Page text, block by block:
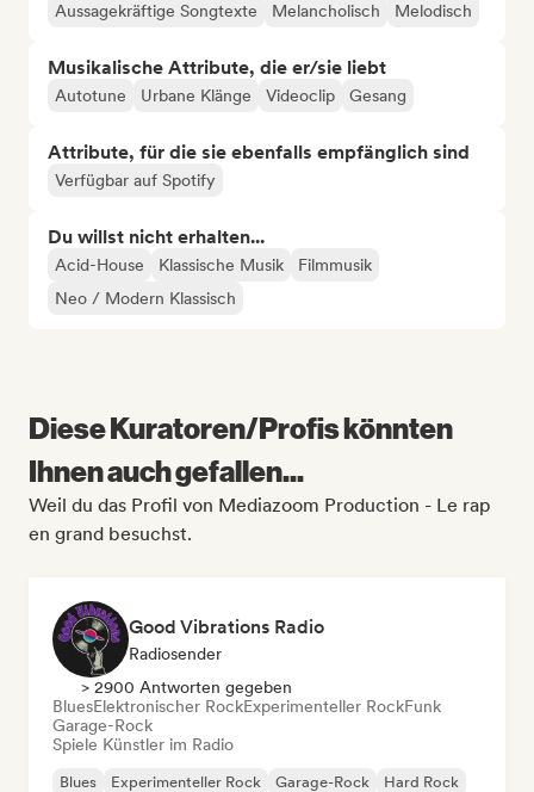
Aussagekräftige Songtexte
Melancholisch Melodisch
Musikalische Attribute, die er/sie liebt
Autotune Urbane Klänge Videoclip Gesang
Attribute, für die sie ebenfalls empfänglich sind
Verfügbar auf Spotify
Du willst nicht erhalten...
Acid-House Klassische Musik
Filmmusik
Neo / Modern Klassisch
Diese Kuratoren/Profis könnten
Ihnen auch gefallen...
Weil du das Profil von Mediazoom Production - Le rap
en grand besuchst.
Good Vibrations Radio
Radiosender
> 2900 Antworten gegeben
BluesElektronischer RockExperimenteller RockFunk
Garage-Rock
Spiele Künstler im Radio
Blues Experimenteller Rock Garage-Rock
Hard Rock